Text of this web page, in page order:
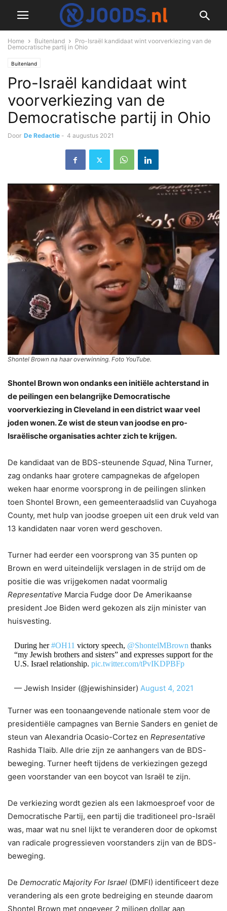
Home Buitenland
Pro-Israël kandidaat wint voorverkiezing van de
Democratische partij in Ohio
Buitenland
Pro-Israël kandidaat wint
voorverkiezing van de
Democratische partij in Ohio
Door De Redactie - 4 augustus 2021
Shontel Brown na haar overwinning. Foto YouTube.
Shontel Brown wonondanks een initiële achterstand in
de peilingen een ​​belangrijke Democratische
voorverkiezing in Cleveland in een district waar veel
joden wonen. Ze wist de steun van joodse en pro-
Israëlische organisaties achter zich te krijgen.
De kandidaat van de BDS-steunende Squad, Nina Turner,
zag ondanks haar grotere campagnekas de afgelopen
weken haar enorme voorsprong in de peilingen slinken
toen Shontel Brown, een gemeenteraadslid van Cuyahoga
County, met hulp van joodse groepen uit een druk veld van
13 kandidaten naar voren werd geschoven.
Turner had eerder een voorsprong van 35 punten op
Brown en werd uiteindelijk verslagen in de strijd om de
positie die was vrijgekomen nadat voormalig
Representative Marcia Fudge door De Amerikaanse
president Joe Biden werd gekozen als zijn minister van
huisvesting.
During her#OH11 victory speech, @ShontelMBrown thanks
“my Jewish brothers and sisters” and expresses support for the
U.S. Israel relationship. pic.twitter.com/tPvIKDPBFp
— Jewish Insider (@jewishinsider) August 4, 2021
Turner was een toonaangevende nationale stem voor de
presidentiële campagnes van Bernie Sanders en geniet de
steun van Alexandria Ocasio-Cortez en Representative
Rashida Tlaib. Alle drie zijn ze aanhangers van de BDS-
beweging. Turner heeft tijdens de verkiezingen gezegd
geen voorstander van een boycot van Israël te zijn.
De verkiezing wordt gezien als een lakmoesproef voor de
Democratische Partij, een partij die traditioneel pro-Israël
was, maar wat nu snel lijkt te veranderen door de opkomst
van radicale progressieven voorstanders zijn van de BDS-
beweging.
De Democratic Majority For Israel (DMFI) identificeert deze
verandering als een grote bedreiging en steunde daarom
Shontel Brown met ongeveer 2 miljoen dollar aan